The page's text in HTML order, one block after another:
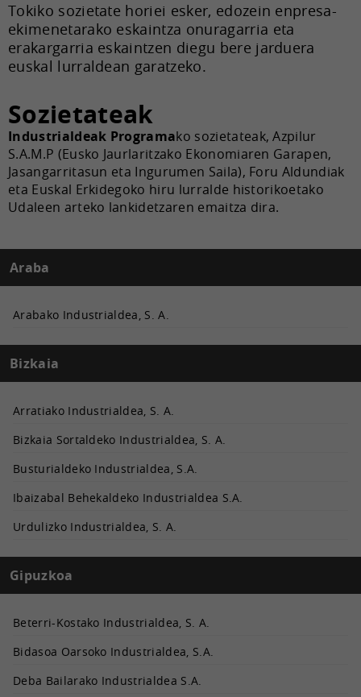
Tokiko sozietate horiei esker, edozein enpresa-
ekimenetarako eskaintza onuragarria eta
erakargarria eskaintzen diegu bere jarduera
euskal lurraldean garatzeko.
Sozietateak
Industrialdeak Programako sozietateak, Azpilur
S.A.M.P (Eusko Jaurlaritzako Ekonomiaren Garapen,
Jasangarritasun eta Ingurumen Saila), Foru Aldundiak
eta Euskal Erkidegoko hiru lurralde historikoetako
Udaleen arteko lankidetzaren emaitza dira.
Araba
Arabako Industrialdea, S. A.
Bizkaia
Arratiako Industrialdea, S. A.
Bizkaia Sortaldeko Industrialdea, S. A.
Busturialdeko Industrialdea, S.A.
Ibaizabal Behekaldeko Industrialdea S.A.
Urdulizko Industrialdea, S. A.
Gipuzkoa
Beterri-Kostako Industrialdea, S. A.
Bidasoa Oarsoko Industrialdea, S.A.
Deba Bailarako Industrialdea S.A.